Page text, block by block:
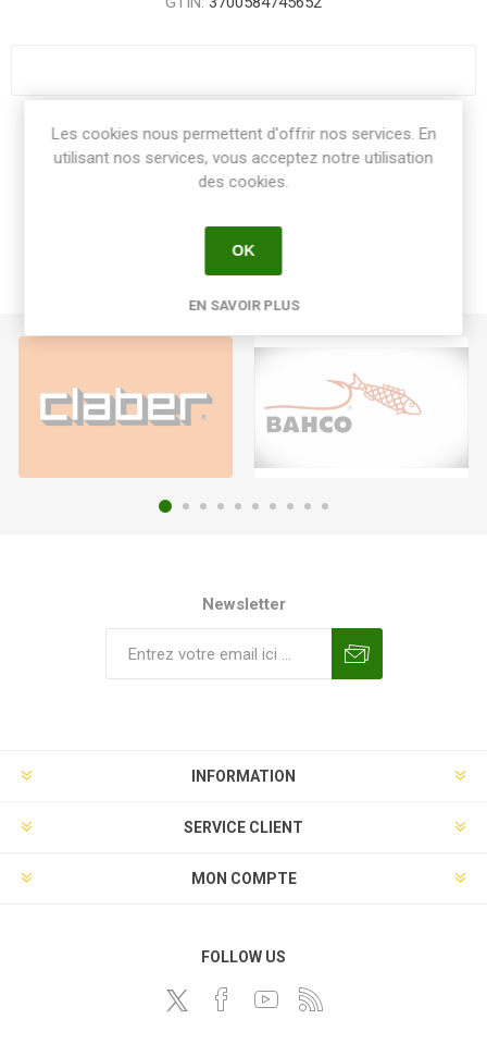
Share:
Newsletter
INFORMATION
SERVICE CLIENT
MON COMPTE
FOLLOW US
Les cookies nous permettent d'offrir nos services. En
utilisant nos services, vous acceptez notre utilisation
des cookies.
OK
EN SAVOIR PLUS